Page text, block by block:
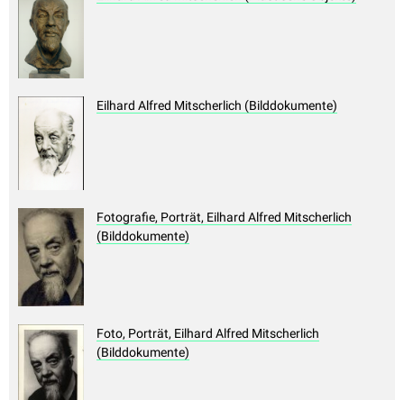
Eilhard Alfred Mitscherlich (Bilddokumente)
Fotografie, Porträt, Eilhard Alfred Mitscherlich
(Bilddokumente)
Foto, Porträt, Eilhard Alfred Mitscherlich
(Bilddokumente)